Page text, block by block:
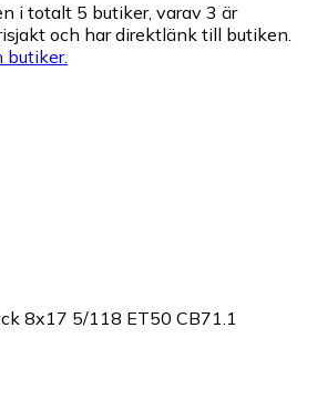
i totalt 5 butiker, varav 3 är
och har direktlänk till butiken.
butiker.
8x17 5/118 ET50 CB71.1